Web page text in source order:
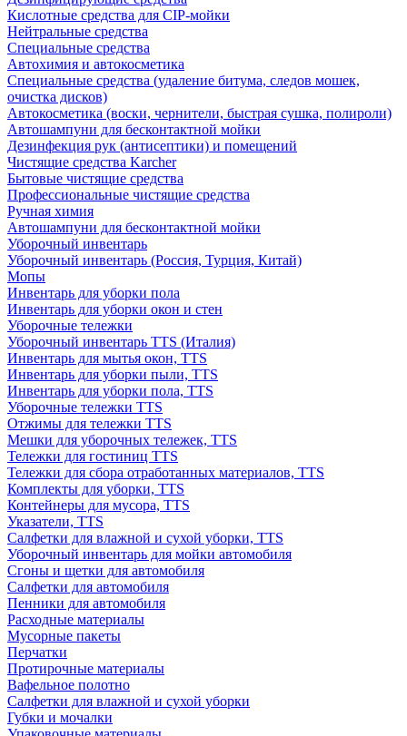
Кислотные средства для CIP-мойки
Нейтральные средства
Специальные средства
Автохимия и автокосметика
Специальные средства (удаление битума, следов мошек,
очистка дисков)
Автокосметика (воски, чернители, быстрая сушка, полироли)
Автошампуни для бесконтактной мойки
Дезинфекция рук (антисептики) и помещений
Чистящие средства Karcher
Бытовые чистящие средства
Профессиональные чистящие средства
Ручная химия
Автошампуни для бесконтактной мойки
Уборочный инвентарь
Уборочный инвентарь (Россия, Турция, Китай)
Мопы
Инвентарь для уборки пола
Инвентарь для уборки окон и стен
Уборочные тележки
Уборочный инвентарь TTS (Италия)
Инвентарь для мытья окон, TTS
Инвентарь для уборки пыли, TTS
Инвентарь для уборки пола, TTS
Уборочные тележки TTS
Отжимы для тележки TTS
Мешки для уборочных тележек, TTS
Тележки для гостиниц TTS
Тележки для сбора отработанных материалов, TTS
Комплекты для уборки, TTS
Контейнеры для мусора, TTS
Указатели, TTS
Салфетки для влажной и сухой уборки, TTS
Уборочный инвентарь для мойки автомобиля
Сгоны и щетки для автомобиля
Салфетки для автомобиля
Пенники для автомобиля
Расходные материалы
Мусорные пакеты
Перчатки
Протирочные материалы
Вафельное полотно
Салфетки для влажной и сухой уборки
Губки и мочалки